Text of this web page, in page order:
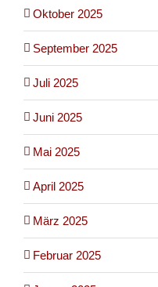
Oktober 2025
September 2025
Juli 2025
Juni 2025
Mai 2025
April 2025
März 2025
Februar 2025